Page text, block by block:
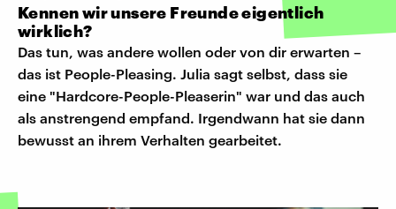
Kennen wir unsere Freunde eigentlich
wirklich?
Das tun, was andere wollen oder von dir erwarten –
das ist People-Pleasing. Julia sagt selbst, dass sie
eine "Hardcore-People-Pleaserin" war und das auch
als anstrengend empfand. Irgendwann hat sie dann
bewusst an ihrem Verhalten gearbeitet.